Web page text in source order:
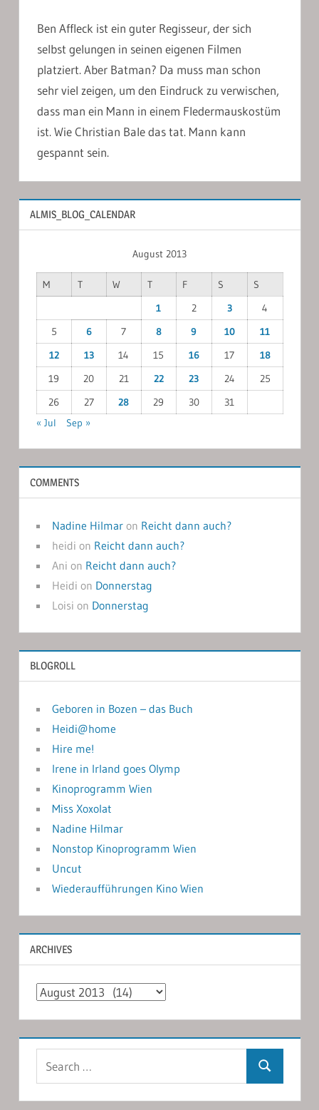
Ben Affleck ist ein guter Regisseur, der sich
selbst gelungen in seinen eigenen Filmen
platziert. Aber Batman? Da muss man schon
sehr viel zeigen, um den Eindruck zu verwischen,
dass man ein Mann in einem Fledermauskostüm
ist. Wie Christian Bale das tat. Mann kann
gespannt sein.
ALMIS_BLOG_CALENDAR
August 2013
M T W T F S
S
1
2 3
4
5
6 7 8 9 10
11
12
13 14 15 16 17
18
19
20 21 22 23 24
25
26
27 28 29 30
31
« Jul
Sep »
COMMENTS
Nadine Hilmaron Reicht dann auch?
heidi on Reicht dann auch?
Ani on Reicht dann auch?
Heidi on Donnerstag
Loisi on Donnerstag
BLOGROLL
Geboren in Bozen – das Buch
Heidi@home
Hire me!
Irene in Irland goes Olymp
Kinoprogramm Wien
Miss Xoxolat
Nadine Hilmar
Nonstop Kinoprogramm Wien
Uncut
Wiederaufführungen Kino Wien
ARCHIVES
Archives
Search